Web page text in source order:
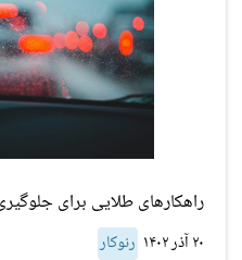
راهکارهای طلایی برای
۲۰ آذر ۱۴۰۲ رنوکار